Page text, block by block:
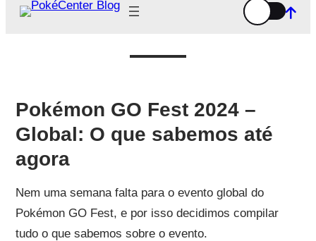
Pokémon GO Fest 2024 –
Global: O que sabemos até
agora
Nem uma semana falta para o evento global do
Pokémon GO Fest, e por isso decidimos compilar
tudo o que sabemos sobre o evento.